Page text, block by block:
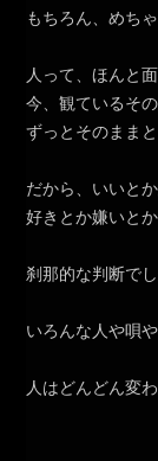
もちろん、めち
人って、ほんと
今、観ているそ
ずっとそのまま
だから、いいと
好きとか嫌いとか
刹那的な判断で
いろんな人や唄
人はどんどん変